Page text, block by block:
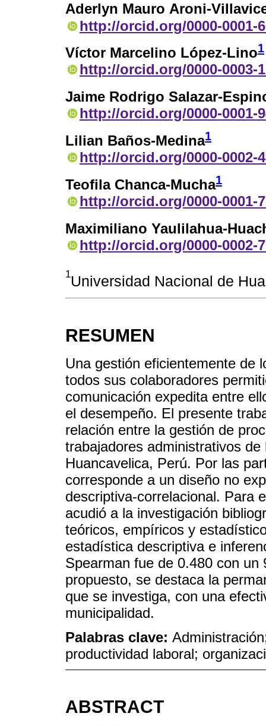
Aderlyn Mauro Aroni-
http://orcid.org/0000-0001-
Víctor Marcelino López-Lino1
http://orcid.org/0000-0003-
Jaime Rodrigo Salazar-
http://orcid.org/0000-0001-
Lilian Baños-Medina1
http://orcid.org/0000-0002-
Teofila Chanca-Mucha1
http://orcid.org/0000-0001-
Maximiliano Yaulilahua-
http://orcid.org/0000-0002-
1Universidad Nacional de
RESUMEN
Una gestión eficientemente de
todos sus colaboradores
comunicación expedita entre
el desempeño. El presente
relación entre la gestión de
trabajadores administrativos
Huancavelica, Perú. Por las
corresponde a un diseño no
descriptiva-correlacional. Para
acudió a la investigación
teóricos, empíricos y
estadística descriptiva e
Spearman fue de 0.480 con
propuesto, se destaca la
que se investiga, con una
municipalidad.
Palabras clave:
productividad laboral;
ABSTRACT